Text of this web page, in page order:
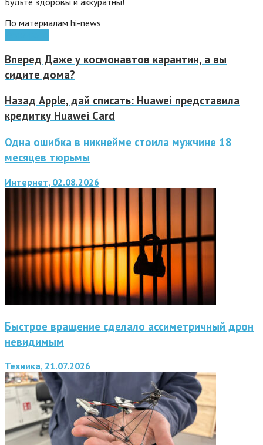
По материалам hi-news
Вперед Даже у космонавтов карантин, а вы
сидите дома?
Назад Apple, дай списать: Huawei представила
кредитку Huawei Card
Одна ошибка в никнейме стоила мужчине 18
месяцев тюрьмы
Интернет, 02.08.2026
Быстрое вращение сделало ассиметричный дрон
невидимым
Техника, 21.07.2026